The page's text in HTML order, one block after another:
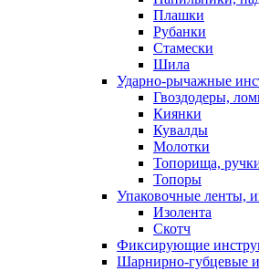
Плашки
Рубанки
Стамески
Шила
Ударно-рычажные
Гвоздодеры,
Киянки
Кувалды
Молотки
Топорища,
Топоры
Упаковочные ленты,
Изолента
Скотч
Фиксирующие
Шарнирно-губцевые